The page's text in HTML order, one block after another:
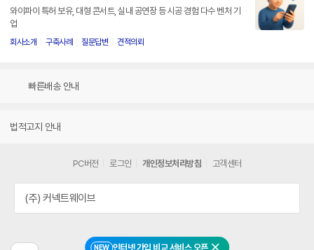
NEW 인터넷 가입 비교 서비스 오픈
와이파이 특허 보유, 대형 콘서트, 실내 공연장 등 시공 경험 다수 벤처 기
업
회사소개 구축사례 질문답변 견적의뢰
빠른배송 안내
법적고지 안내
PC버전 로그인 개인정보처리방침 고객센터
(주) 커넥트웨이브